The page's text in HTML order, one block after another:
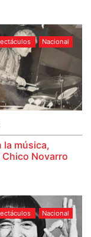
Nacional
la música,
Novarro
Nacional